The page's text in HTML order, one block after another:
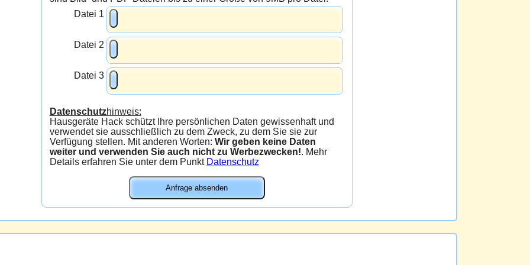
Datei 1
Datei 2
Datei 3
Datenschutzhinweis:
Hausgeräte Hack schützt Ihre persönlichen Daten gewissenhaft und
verwendet sie ausschließlich zu dem Zweck, zu dem Sie sie zur
Verfügung stellen. Mit anderen Worten: Wir geben keine Daten
weiter und verwenden Sie auch nicht zu Werbezwecken!. Mehr
Details erfahren Sie unter dem Punkt Datenschutz